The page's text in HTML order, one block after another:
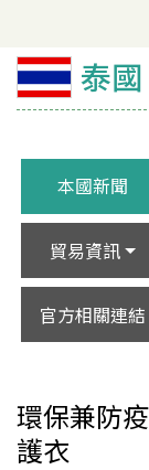
泰
本國新聞
貿易資訊
官方相關連結
環保兼防
護衣